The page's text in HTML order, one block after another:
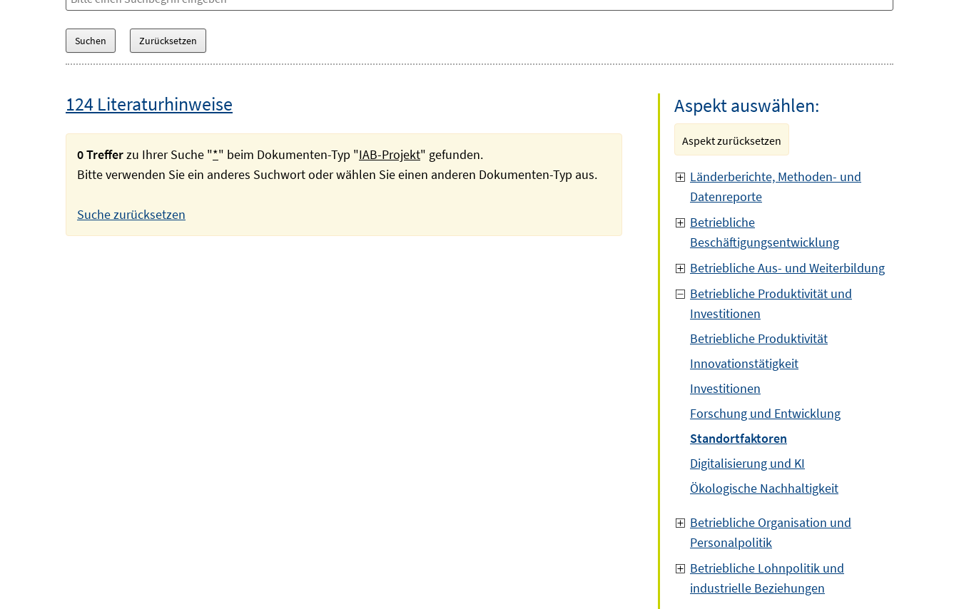
124 Literaturhinweise
0 Trefferzu Ihrer Suche "*" beim Dokumenten-Typ "IAB-Projekt" gefunden.
Bitte verwenden Sie ein anderes Suchwort oder wählen Sie einen anderen Dokumenten-Typ aus.
Suche zurücksetzen
Aspekt auswählen:
Aspekt zurücksetzen
Länderberichte, Methoden- und
Datenreporte
Betriebliche
Beschäftigungsentwicklung
Betriebliche Aus- und Weiterbildung
Betriebliche Produktivität und
Investitionen
Betriebliche Produktivität
Innovationstätigkeit
Investitionen
Forschung und Entwicklung
Standortfaktoren
Digitalisierung und KI
Ökologische Nachhaltigkeit
Betriebliche Organisation und
Personalpolitik
Betriebliche Lohnpolitik und
industrielle Beziehungen